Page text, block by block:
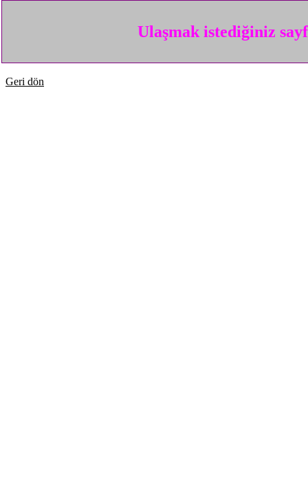
Ulaşmak istediğiniz
Geri dön